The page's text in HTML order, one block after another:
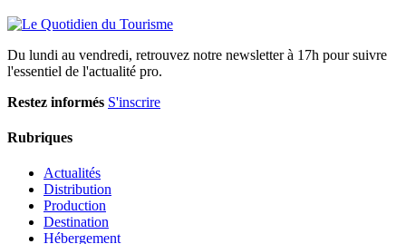
Du lundi au vendredi, retrouvez notre newsletter à 17h pour suivre
l'essentiel de l'actualité pro.
Restez informés S'inscrire
Rubriques
Actualités
Distribution
Production
Destination
Hébergement